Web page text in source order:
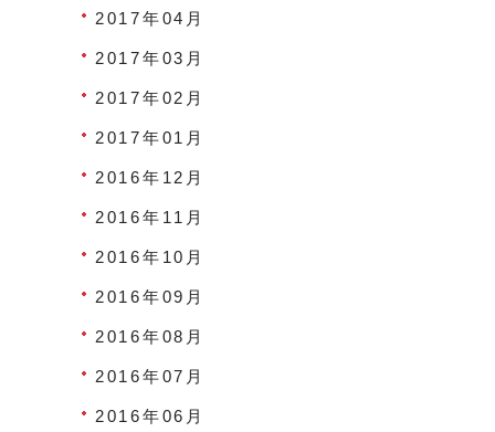
2017年04月
2017年03月
2017年02月
2017年01月
2016年12月
2016年11月
2016年10月
2016年09月
2016年08月
2016年07月
2016年06月